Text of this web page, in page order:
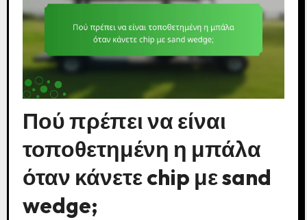
Πού πρέπει να είναι
τοποθετημένη η μπάλα
όταν κάνετε chip με sand
wedge;